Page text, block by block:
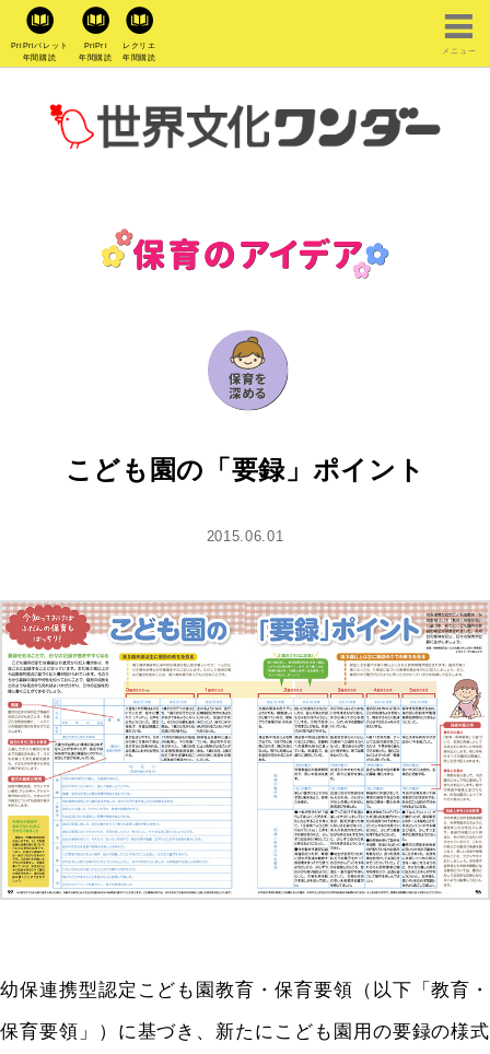
PriPriパレット
年間購読
PriPri
年間購読
レクリエ
年間購読
メニュー
こども園の「要録」ポイント
2015.06.01
幼保連携型認定こども園教育・保育要領（以下「教育・
保育要領」）に基づき、新たにこども園用の要録の様式